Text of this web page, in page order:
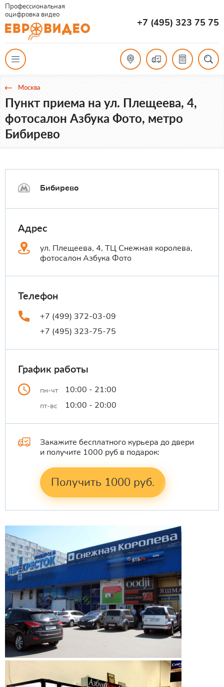
Профессиональная
оцифровка видео
+7 (495) 323 75 75
Москва
Пункт приема на ул. Плещеева, 4,
фотосалон Азбука Фото, метро
Бибирево
Бибирево
Адрес
ул. Плещеева, 4, ТЦ Снежная королева,
фотосалон Азбука Фото
Телефон
+7 (499) 372-03-09
+7 (495) 323-75-75
График работы
пн-чт 10:00 - 21:00
пт-вс 10:00 - 20:00
Закажите бесплатного курьера до двери
и получите 1000 руб в подарок:
Получить 1000 руб.